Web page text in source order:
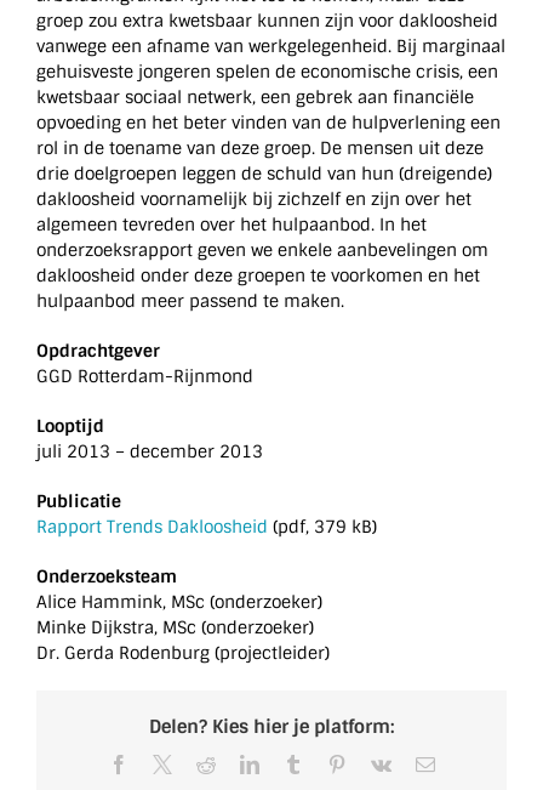
groep zou extra kwetsbaar kunnen zijn voor dakloosheid
vanwege een afname van werkgelegenheid. Bij marginaal
gehuisveste jongeren spelen de economische crisis, een
kwetsbaar sociaal netwerk, een gebrek aan financiële
opvoeding en het beter vinden van de hulpverlening een
rol in de toename van deze groep. De mensen uit deze
drie doelgroepen leggen de schuld van hun (dreigende)
dakloosheid voornamelijk bij zichzelf en zijn over het
algemeen tevreden over het hulpaanbod. In het
onderzoeksrapport geven we enkele aanbevelingen om
dakloosheid onder deze groepen te voorkomen en het
hulpaanbod meer passend te maken.
Opdrachtgever
GGD Rotterdam-Rijnmond
Looptijd
juli 2013 – december 2013
Publicatie
Rapport Trends Dakloosheid (pdf, 379 kB)
Onderzoeksteam
Alice Hammink, MSc (onderzoeker)
Minke Dijkstra, MSc (onderzoeker)
Dr. Gerda Rodenburg (projectleider)
Delen? Kies hier je platform:
Facebook RedditLinkedInTumblr Pinterest
Vk
E-